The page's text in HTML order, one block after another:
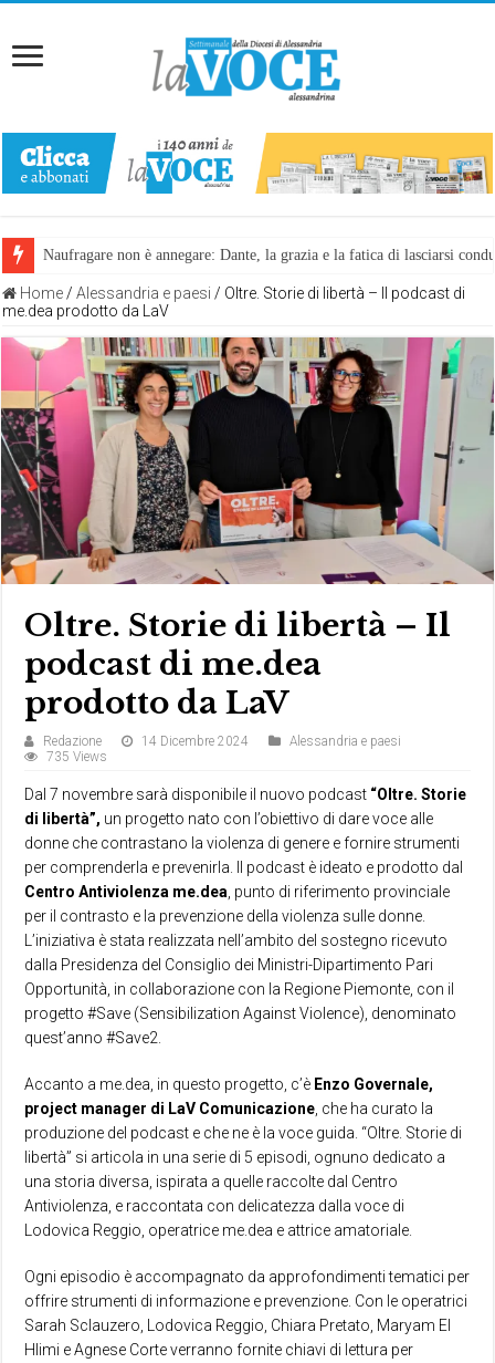
Naufragare non è annegare: Dante, la grazia e la fatica di lasciarsi
Home / Alessandria e paesi / Oltre. Storie di libertà – Il podcast di
me.dea prodotto da LaV
Oltre. Storie di libertà – Il
podcast di me.dea
prodotto da LaV
Redazione 14 Dicembre 2024
Alessandria e paesi
735 Views
Dal 7 novembre sarà disponibile il nuovo podcast “Oltre. Storie
di libertà”, un progetto nato con l’obiettivo di dare voce alle
donne che contrastano la violenza di genere e fornire strumenti
per comprenderla e prevenirla. Il podcast è ideato e prodotto dal
Centro Antiviolenza me.dea , punto di riferimento provinciale
per il contrasto e la prevenzione della violenza sulle donne.
L’iniziativa è stata realizzata nell’ambito del sostegno ricevuto
dalla Presidenza del Consiglio dei Ministri-Dipartimento Pari
Opportunità, in collaborazione con la Regione Piemonte, con il
progetto #Save (Sensibilization Against Violence), denominato
quest’anno #Save2.
Accanto a me.dea, in questo progetto, c’è Enzo Governale,
project manager di LaV Comunicazione , che ha curato la
produzione del podcast e che ne è la voce guida. “Oltre. Storie di
libertà” si articola in una serie di 5 episodi, ognuno dedicato a
una storia diversa, ispirata a quelle raccolte dal Centro
Antiviolenza, e raccontata con delicatezza dalla voce di
Lodovica Reggio, operatrice me.dea e attrice amatoriale.
Ogni episodio è accompagnato da approfondimenti tematici per
offrire strumenti di informazione e prevenzione. Con le operatrici
Sarah Sclauzero, Lodovica Reggio, Chiara Pretato, Maryam El
Hlimi e Agnese Corte verranno fornite chiavi di lettura per